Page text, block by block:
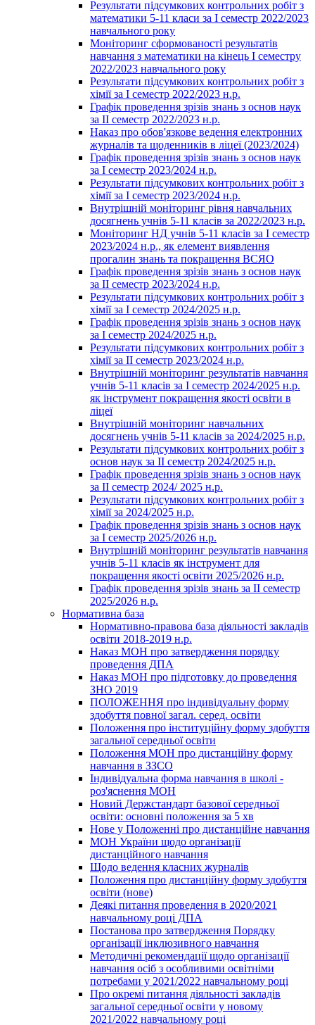
Результати підсумкових контрольних робіт з
математики 5-11 класи за І семестр 2022/2023
навчального року
Моніторинг сформованості результатів
навчання з математики на кінець І семестру
2022/2023 навчального року
Результати підсумкових контрольних робіт з
хімії за І семестр 2022/2023 н.р.
Графік проведення зрізів знань з основ наук
за ІІ семестр 2022/2023 н.р.
Наказ про обов'язкове ведення електронних
журналів та щоденників в ліцеї (2023/2024)
Графік проведення зрізів знань з основ наук
за І семестр 2023/2024 н.р.
Результати підсумкових контрольних робіт з
хімії за І семестр 2023/2024 н.р.
Внутрішній моніторинг рівня навчальних
досягнень учнів 5-11 класів за 2022/2023 н.р.
Моніторинг НД учнів 5-11 класів за І семестр
2023/2024 н.р., як елемент виявлення
прогалин знань та покращення ВСЯО
Графік проведення зрізів знань з основ наук
за ІІ семестр 2023/2024 н.р.
Результати підсумкових контрольних робіт з
хімії за І семестр 2024/2025 н.р.
Графік проведення зрізів знань з основ наук
за І семестр 2024/2025 н.р.
Результати підсумкових контрольних робіт з
хімії за ІІ семестр 2023/2024 н.р.
Внутрішній моніторинг результатів навчання
учнів 5-11 класів за І семестр 2024/2025 н.р.
як інструмент покращення якості освіти в
ліцеї
Внутрішній моніторинг навчальних
досягнень учнів 5-11 класів за 2024/2025 н.р.
Результати підсумкових контрольних робіт з
основ наук за ІІ семестр 2024/2025 н.р.
Графік проведення зрізів знань з основ наук
за ІІ семестр 2024/ 2025 н.р.
Результати підсумкових контрольних робіт з
хімії за 2024/2025 н.р.
Графік проведення зрізів знань з основ наук
за І семестр 2025/2026 н.р.
Внутрішній моніторинг результатів навчання
учнів 5-11 класів як інструмент для
покращення якості освіти 2025/2026 н.р.
Графік проведення зрізів знань за ІІ семестр
2025/2026 н.р.
Нормативна база
Нормативно-правова база діяльності закладів
освіти 2018-2019 н.р.
Наказ МОН про затвердження порядку
проведення ДПА
Наказ МОН про підготовку до проведення
ЗНО 2019
ПОЛОЖЕННЯ про індивідуальну форму
здобуття повної загал. серед. освіти
Положення про інституційну форму здобуття
загальної середньої освіти
Положення МОН про дистанційну форму
навчання в ЗЗСО
Індивідуальна форма навчання в школі -
роз'яснення МОН
Новий Держстандарт базової середньої
освіти: основні положення за 5 хв
Нове у Положенні про дистанційне навчання
МОН України щодо організації
дистанційного навчання
Щодо ведення класних журналів
Положення про дистанційну форму здобуття
освіти (нове)
Деякі питання проведення в 2020/2021
навчальному році ДПА
Постанова про затвердження Порядку
організації інклюзивного навчання
Методичні рекомендації щодо організації
навчання осіб з особливими освітніми
потребами у 2021/2022 навчальному році
Про окремі питання діяльності закладів
загальної середньої освіти у новому
2021/2022 навчальному році